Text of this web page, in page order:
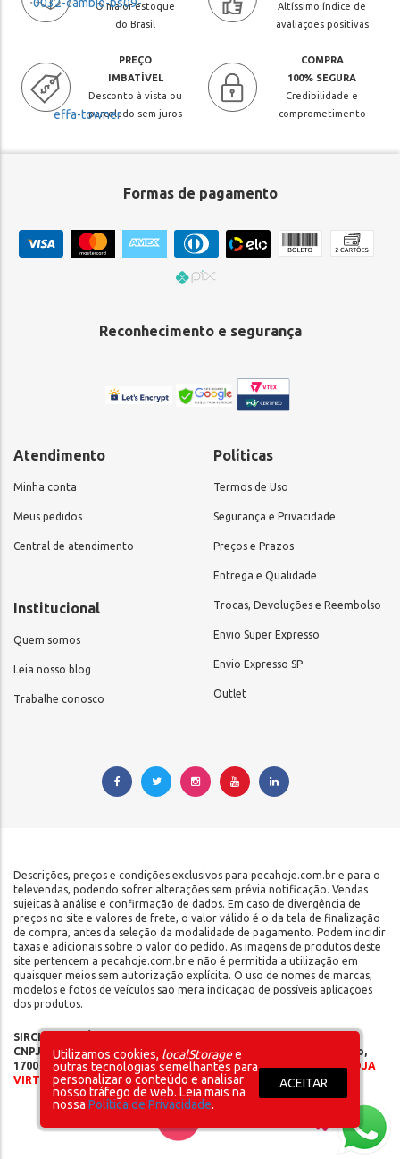
O maior estoque
do Brasil
Altíssimo índice de
avaliações positivas
PREÇO
IMBATÍVEL
Desconto à vista ou
parcelado sem juros
COMPRA
100% SEGURA
Credibilidade e
comprometimento
Formas de pagamento
Reconhecimento e segurança
Atendimento
Minha conta
Meus pedidos
Central de atendimento
Institucional
Quem somos
Leia nosso blog
Trabalhe conosco
Políticas
Termos de Uso
Segurança e Privacidade
Preços e Prazos
Entrega e Qualidade
Trocas, Devoluções e Reembolso
Envio Super Expresso
Envio Expresso SP
Outlet
Descrições, preços e condições exclusivos para pecahoje.com.br e para o
televendas, podendo sofrer alterações sem prévia notificação. Vendas
sujeitas à análise e confirmação de dados. Em caso de divergência de
preços no site e valores de frete, o valor válido é o da tela de finalização
de compra, antes da seleção da modalidade de pagamento. Podem incidir
taxas e adicionais sobre o valor do pedido. As imagens de produtos deste
site pertencem a pecahoje.com.br e não é permitida a utilização em
quaisquer meios sem autorização explícita. O uso de nomes de marcas,
modelos e fotos de veículos são mera indicação de possíveis aplicações
dos produtos.
SIRCILLI COMÉRCIO DE COMPONENTES AUTOMOTIVOS LTDA |
CNPJ: 17.653.102/0001-09 | IE: 142.141.908.115 | Rua do Manifesto,
1700 - Ipiranga - São Paulo/SP - CEP 04209-002 |SOMOS UMA LOJA
VIRTUAL – NÃO POSSUÍMOS LOJA FÍSICA
ACEITAR
Utilizamos cookies, localStoragee
outras tecnologias semelhantes para
personalizar o conteúdo e analisar
nosso tráfego de web. Leia mais na
nossa Política de Privacidade.